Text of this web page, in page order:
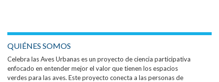
QUIÉNES SOMOS
Celebra las Aves Urbanas es un proyecto de ciencia participativa
enfocado en entender mejor el valor que tienen los espacios
verdes para las aves. Este proyecto conecta a las personas de